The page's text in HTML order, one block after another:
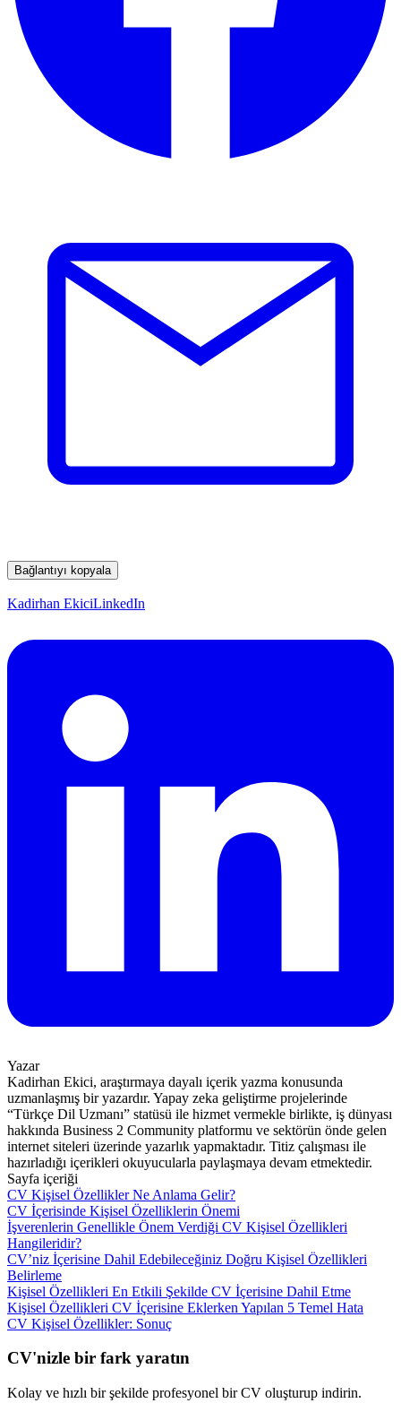
Bağlantıyı kopyala
Kadirhan EkiciLinkedIn
Yazar
Kadirhan Ekici, araştırmaya dayalı içerik yazma konusunda
uzmanlaşmış bir yazardır. Yapay zeka geliştirme projelerinde
“Türkçe Dil Uzmanı” statüsü ile hizmet vermekle birlikte, iş dünyası
hakkında Business 2 Community platformu ve sektörün önde gelen
internet siteleri üzerinde yazarlık yapmaktadır. Titiz çalışması ile
hazırladığı içerikleri okuyucularla paylaşmaya devam etmektedir.
Sayfa içeriği
CV Kişisel Özellikler Ne Anlama Gelir?
CV İçerisinde Kişisel Özelliklerin Önemi
İşverenlerin Genellikle Önem Verdiği CV Kişisel Özellikleri
Hangileridir?
CV’niz İçerisine Dahil Edebileceğiniz Doğru Kişisel Özellikleri
Belirleme
Kişisel Özellikleri En Etkili Şekilde CV İçerisine Dahil Etme
Kişisel Özellikleri CV İçerisine Eklerken Yapılan 5 Temel Hata
CV Kişisel Özellikler: Sonuç
CV'nizle bir fark yaratın
Kolay ve hızlı bir şekilde profesyonel bir CV oluşturup indirin.